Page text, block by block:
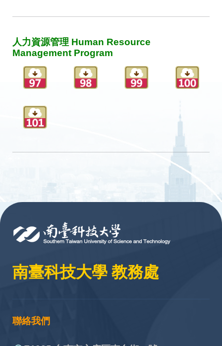
人力資源管理 Human Resource
Management Program
南臺科技大學 教務處
聯絡我們